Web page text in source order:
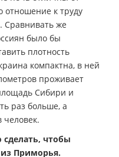
отношение к труду
Сравнивать же
было бы
плотность
компактна, в ней
проживает
Сибири и
раз больше, а
человек.
чтобы
из Приморья.